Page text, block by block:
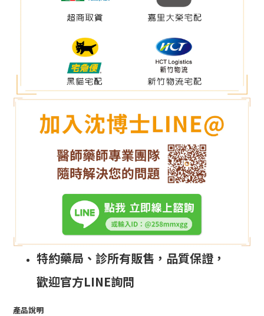
特約藥局、診所有販售，品質保證​，
歡迎官方LINE詢問
產品說明